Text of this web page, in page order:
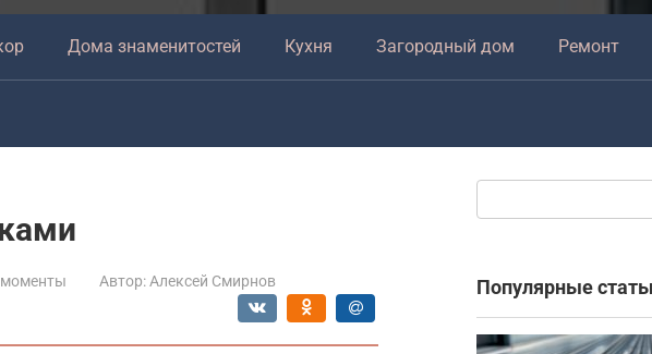
Дома знаменитостей Кухня Загородный дом Ремонт
Автор: Алексей Смирнов Популярные